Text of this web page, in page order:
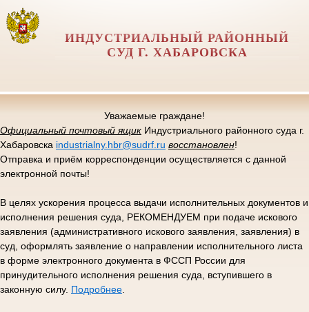
ИНДУСТРИАЛЬНЫЙ РАЙОННЫЙ
СУД Г. ХАБАРОВСКА
Уважаемые граждане!
Официальный почтовый ящик Индустриального районного суда г.
Хабаровска industrialny.hbr@sudrf.ru восстановлен!
Отправка и приём корреспонденции осуществляется с данной
электронной почты!
В целях ускорения процесса выдачи исполнительных документов и
исполнения решения суда, РЕКОМЕНДУЕМ при подаче искового
заявления (административного искового заявления, заявления) в
суд, оформлять заявление о направлении исполнительного листа
в форме электронного документа в ФССП России для
принудительного исполнения решения суда, вступившего в
законную силу. Подробнее